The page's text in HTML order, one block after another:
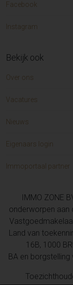
Facebook
Instagram
Bekijk ook
Over ons
Vacatures
Nieuws
Eigenaars login
Immoportaal partner
IMMO ZONE
onderworpen aan
Land van
16B, 1000
BA en borgstelling